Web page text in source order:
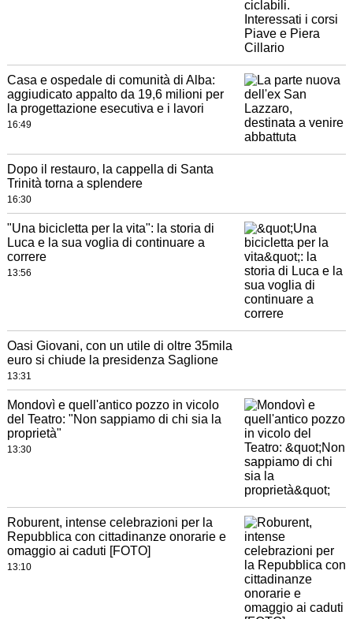
Casa e ospedale di comunità di Alba:
aggiudicato appalto da 19,6 milioni per
la progettazione esecutiva e i lavori
16:49
Dopo il restauro, la cappella di Santa
Trinità torna a splendere
16:30
"Una bicicletta per la vita": la storia di
Luca e la sua voglia di continuare a
correre
13:56
Oasi Giovani, con un utile di oltre 35mila
euro si chiude la presidenza Saglione
13:31
Mondovì e quell'antico pozzo in vicolo
del Teatro: "Non sappiamo di chi sia la
proprietà"
13:30
Roburent, intense celebrazioni per la
Repubblica con cittadinanze onorarie e
omaggio ai caduti [FOTO]
13:10